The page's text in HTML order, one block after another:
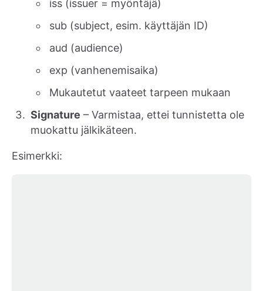
iss (issuer = myöntäjä)
sub (subject, esim. käyttäjän ID)
aud (audience)
exp (vanhenemisaika)
Mukautetut vaateet tarpeen mukaan
Signature – Varmistaa, ettei tunnistetta ole
muokattu jälkikäteen.
Esimerkki: